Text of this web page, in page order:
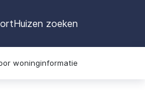
Huizen zoeken
woninginformatie